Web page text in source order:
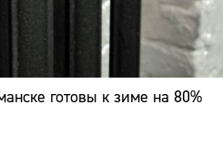
готовы к зиме на 80%